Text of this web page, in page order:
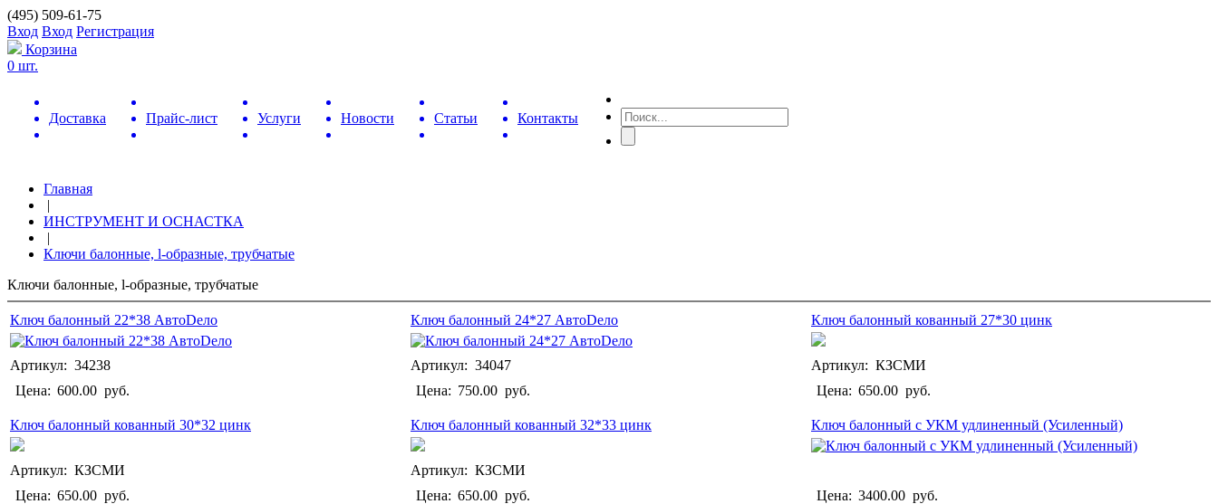
(495) 509-61-75
Вход Вход Регистрация
Корзина
0 шт.
Доставка Прайс-лист Услуги Новости Статьи Контакты
Главная
|
ИНСТРУМЕНТ И ОСНАСТКА
|
Ключи балонные, l-образные, трубчатые
Ключи балонные, l-образные, трубчатые
Ключ балонный 22*38 АвтоDело Ключ балонный 24*27 АвтоDело Ключ балонный кованный 27*30 цинк
Артикул: 34238 Артикул: 34047
Артикул: КЗСМИ
Цена: 600.00 руб. Цена: 750.00 руб. Цена: 650.00 руб.
Ключ балонный кованный 30*32 цинк Ключ балонный кованный 32*33 цинк Ключ балонный с УКМ удлиненный (Усиленный)
Артикул: КЗСМИ
Артикул: КЗСМИ
Цена: 650.00 руб. Цена: 650.00 руб. Цена: 3400.00 руб.